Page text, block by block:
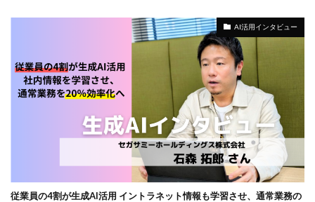
AI活用インタビュー
従業員の4割が生成AI活用 イントラネット情報も学習させ、通常業務の